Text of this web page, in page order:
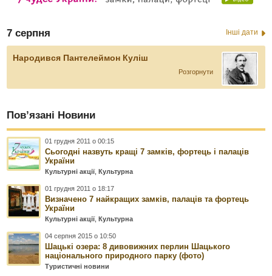
7 серпня Інші дати
Народився Пантелеймон Куліш
Розгорнути
Пов’язані Новини
01 грудня 2011 о 00:15
Сьогодні назвуть кращі 7 замків, фортець і палаців
України
Культурні акції,Культурна
01 грудня 2011 о 18:17
Визначено 7 найкращих замків, палаців та фортець
України
Культурні акції,Культурна
04 серпня 2015 о 10:50
Шацькі озера: 8 дивовижних перлин Шацького
національного природного парку (фото)
Туристичні новини